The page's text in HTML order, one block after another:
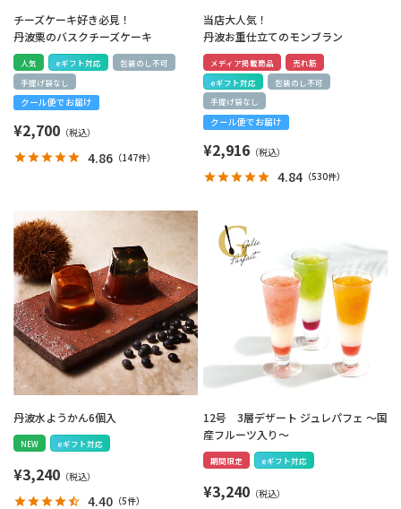
チーズケーキ好き必見！
丹波栗のバスクチーズケーキ
人気 eギフト対応
包装のし不可
手提げ袋なし
クール便でお届け
¥2,700
4.86 （147件）
当店大人気！
丹波お重仕立てのモンブラン
メディア掲載商品
売れ筋
eギフト対応
包装のし不可
手提げ袋なし
クール便でお届け
¥2,916
4.84 （530件）
丹波水ようかん6個入
NEW eギフト対応
¥3,240
4.40 （5件）
12号 3層デザート ジュレパフェ ～国
産フルーツ入り～
期間限定 eギフト対応
¥3,240